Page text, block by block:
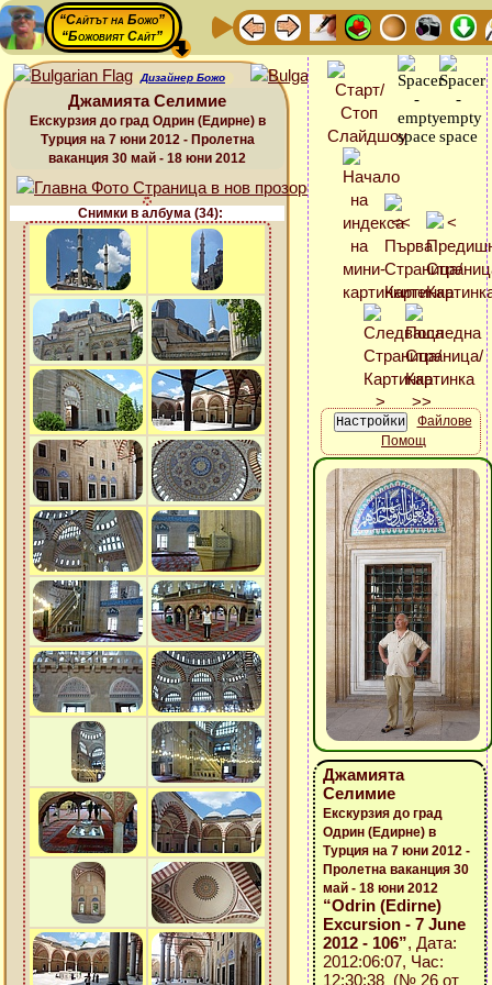
“Сайтът на Божо”
“Божовият Сайт”
Дизайнер Божо
Джамията Селимие
Екскурзия до град Одрин (Едирне) в
Турция на 7 юни 2012 - Пролетна
ваканция 30 май - 18 юни 2012
Снимки в албума (34):
Файлове
Помощ
Джамията
Селимие
Екскурзия до град
Одрин (Едирне) в
Турция на 7 юни 2012 -
Пролетна ваканция 30
май - 18 юни 2012
“Odrin (Edirne)
Excursion - 7 June
2012 - 106”, Дата:
2012:06:07, Час:
12:30:38 (№ 26 от